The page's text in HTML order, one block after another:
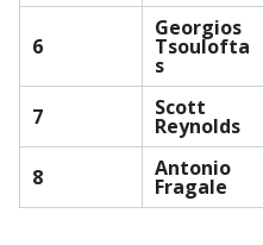
6
Georgios
Tsoulofta
s
7 Scott
Reynolds
8 Antonio
Fragale